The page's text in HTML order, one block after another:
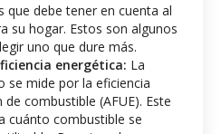
debe tener en cuenta al
su hogar. Estos son algunos
uno que dure más.
energética: La
se mide por la eficiencia
combustible (AFUE). Este
cuánto combustible se